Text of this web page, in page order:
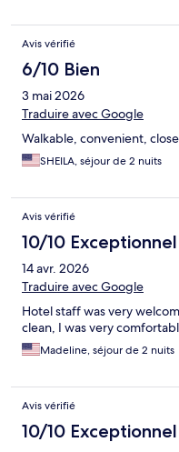
Avis vérifié
6/10 Bien
3 mai 2026
Traduire avec Google
Walkable, convenient,
SHEILA, séjour de 2 nuits
Avis vérifié
10/10 Exceptionnel
14 avr. 2026
Traduire avec Google
Hotel staff was very
clean, I was very
Madeline, séjour de 2 nuits
Avis vérifié
10/10 Exceptionnel